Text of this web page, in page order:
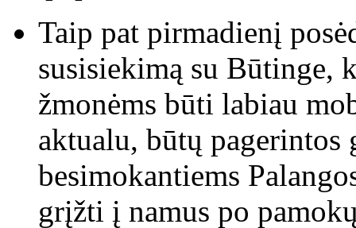
Taip pat pirmadienį
susisiekimą su Būtinge,
žmonėms būti labiau
aktualu, būtų pagerintos
besimokantiems
grįžti į namus po